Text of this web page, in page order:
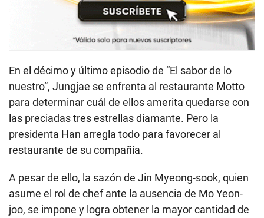
En el décimo y último episodio de “El sabor de lo
nuestro”, Jungjae se enfrenta al restaurante Motto
para determinar cuál de ellos amerita quedarse con
las preciadas tres estrellas diamante. Pero la
presidenta Han arregla todo para favorecer al
restaurante de su compañía.
A pesar de ello, la sazón de Jin Myeong-sook, quien
asume el rol de chef ante la ausencia de Mo Yeon-
joo, se impone y logra obtener la mayor cantidad de